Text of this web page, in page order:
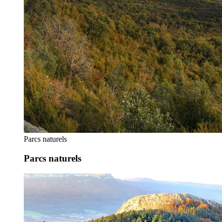
Parcs naturels
Parcs naturels